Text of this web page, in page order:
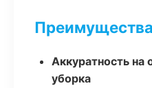
Аккуратность на
уборка